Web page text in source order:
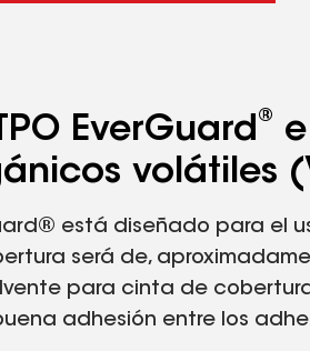
EverGuard®
volátiles
está diseñado para el
será de,
para cinta de
adhesión entre los